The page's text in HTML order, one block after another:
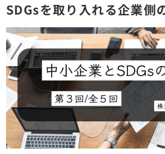
プSDGsを取り入れる企業側